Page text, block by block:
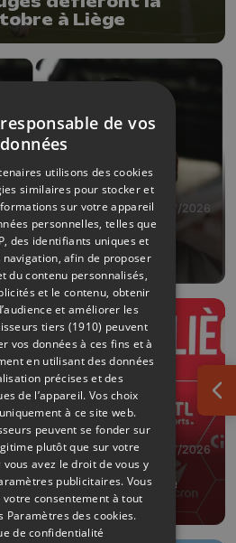
à Liège
23/07/2026
au RFC
23/07/2026
La Coupe pour le
3 ans"
de vos
données
utilisons des cookies
similaires pour stocker et
sur votre appareil
personnelles, telles que
des identifiants uniques et
navigation, afin de proposer
du contenu personnalisés,
et le contenu, obtenir
et améliorer les
tiers (1910) peuvent
vos données à ces fins et à
en utilisant des données
précises et des
de l’appareil. Vos choix
à ce site web.
peuvent se fonder sur
plutôt que sur votre
avez le droit de vous y
publicitaires. Vous
consentement à tout
Paramètres des cookies.
de confidentialité